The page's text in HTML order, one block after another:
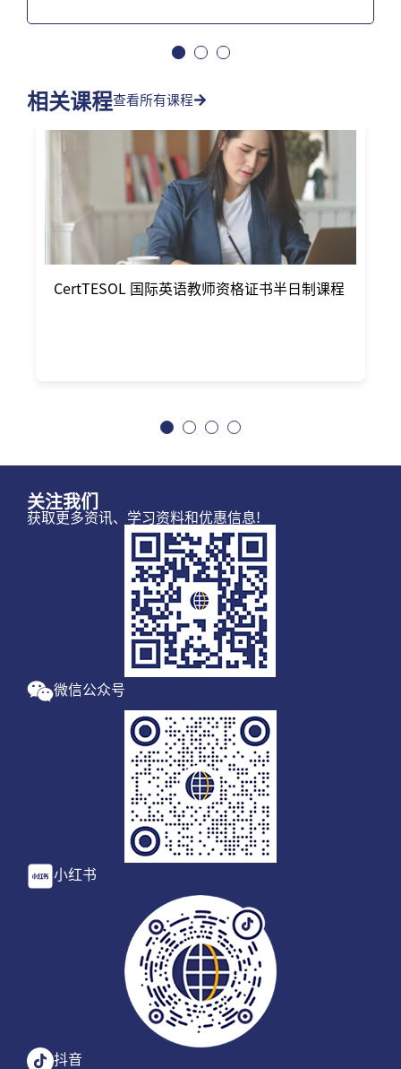
相关课程查看所有课程
CertTESOL 国际英语教师资格证书半日制课程
关注我们
获取更多资讯、学习资料和优惠信息!
微信公众号
小红书
抖音